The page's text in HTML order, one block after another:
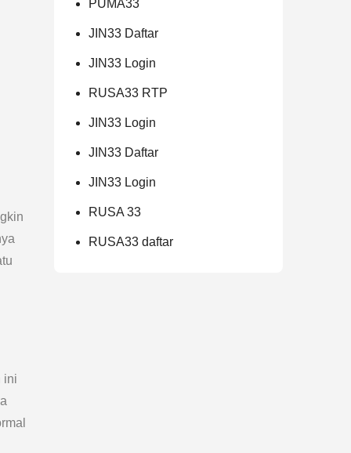
ini
PUMA33
JIN33 Daftar
JIN33 Login
RUSA33 RTP
JIN33 Login
JIN33 Daftar
JIN33 Login
RUSA 33
RUSA33 daftar